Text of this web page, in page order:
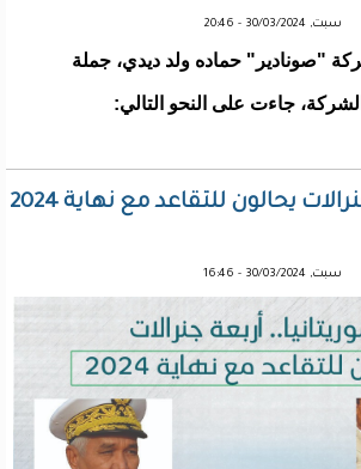
سبت, 30/03/2024 - 20:46
"صونادير" حماده ولد ديدي، جملة
جاءت على النحو التالي:
موريتانيا.. أربعة جنرالات يحالون للتقاعد مع نهاية 2024
سبت, 30/03/2024 - 16:46